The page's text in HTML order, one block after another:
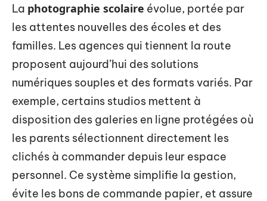
La photographie scolaire évolue, portée par
les attentes nouvelles des écoles et des
familles. Les agences qui tiennent la route
proposent aujourd’hui des solutions
numériques souples et des formats variés. Par
exemple, certains studios mettent à
disposition des galeries en ligne protégées où
les parents sélectionnent directement les
clichés à commander depuis leur espace
personnel. Ce système simplifie la gestion,
évite les bons de commande papier, et assure